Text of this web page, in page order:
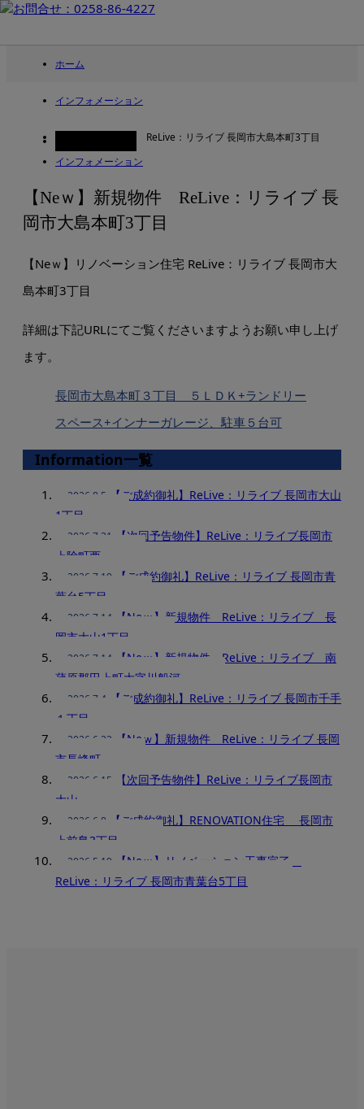
ホーム
インフォメーション
【Neｗ】新規物件 ReLive：リライブ 長岡市大島本町3丁目
インフォメーション
【Neｗ】新規物件 ReLive：リライブ 長
岡市大島本町3丁目
【Neｗ】リノベーション住宅 ReLive：リライブ 長岡市大
島本町3丁目
詳細は下記URLにてご覧くださいますようお願い申し上げ
ます。
長岡市大島本町３丁目 ５ＬＤＫ+ランドリー
スペース+インナーガレージ、駐車５台可
Information一覧
2026.8.5
【ご成約御礼】ReLive：リライブ 長岡市大山
1丁目
2026.7.31
【次回予告物件】ReLive：リライブ長岡市
上除町西
2026.7.19
【ご成約御礼】ReLive：リライブ 長岡市青
葉台5丁目
2026.7.14
【Neｗ】新規物件 ReLive：リライブ 長
岡市大山1丁目
2026.7.14
【Neｗ】新規物件 ReLive：リライブ 南
蒲原郡田上町大字川船河
2026.7.4
【ご成約御礼】ReLive：リライブ 長岡市千手
１丁目
2026.6.22
【Neｗ】新規物件 ReLive：リライブ 長岡
市長峰町
2026.6.15
【次回予告物件】ReLive：リライブ長岡市
大山
2026.6.8
【ご成約御礼】RENOVATION住宅 長岡市
上前島3丁目
2026.5.19
【Neｗ】リノベーション工事完了
ReLive：リライブ 長岡市青葉台5丁目